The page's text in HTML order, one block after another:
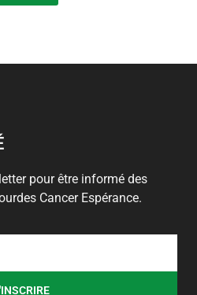
pour être informé des
Cancer Espérance.